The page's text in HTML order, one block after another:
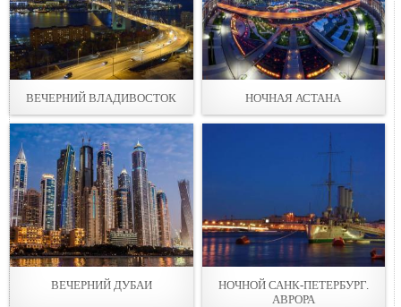
ВЕЧЕРНИЙ ВЛАДИВОСТОК НОЧНАЯ АСТАНА
ВЕЧЕРНИЙ ДУБАИ
НОЧНОЙ САНК-ПЕТЕРБУРГ.
АВРОРА